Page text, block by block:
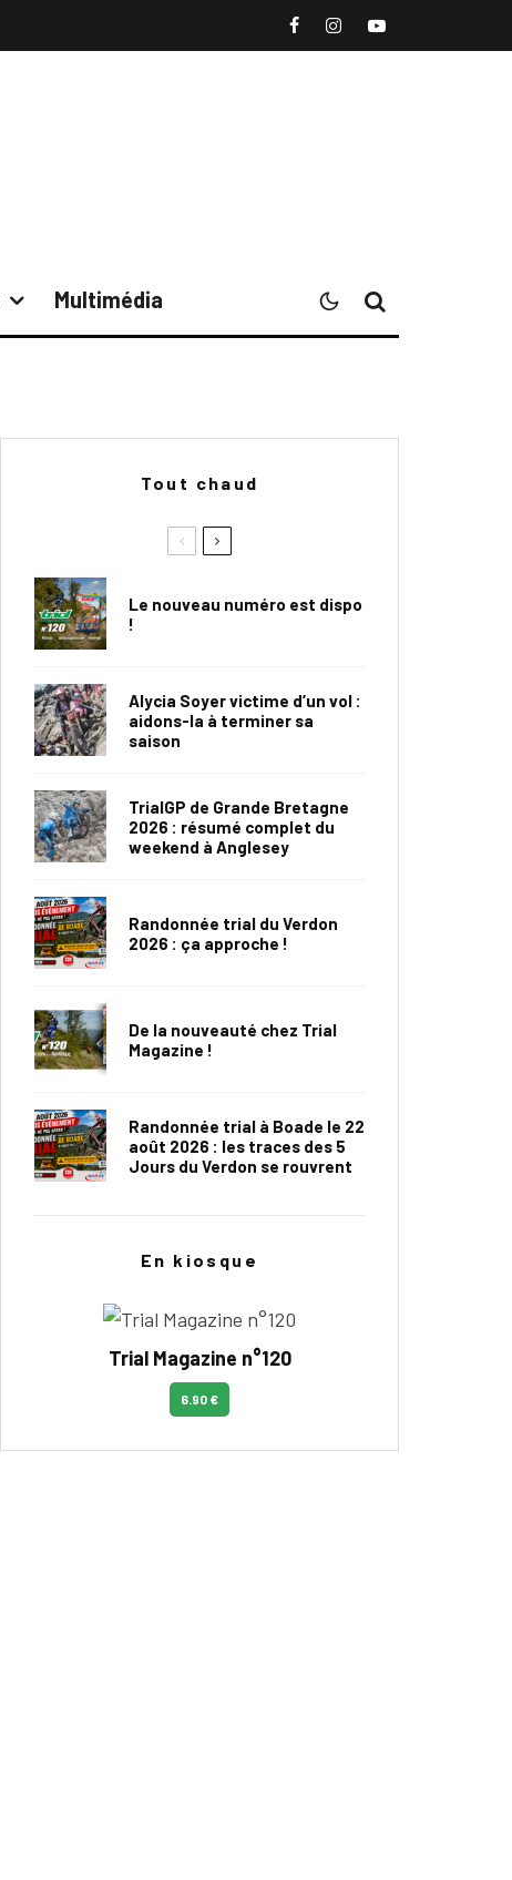
Multimédia
Tout chaud
Le nouveau numéro est dispo
!
Alycia Soyer victime d’un vol :
aidons-la à terminer sa
saison
TrialGP de Grande Bretagne
2026 : résumé complet du
weekend à Anglesey
Randonnée trial du Verdon
2026 : ça approche !
De la nouveauté chez Trial
Magazine !
Randonnée trial à Boade le 22
août 2026 : les traces des 5
Jours du Verdon se rouvrent
En kiosque
Trial Magazine n°120
6.90 €